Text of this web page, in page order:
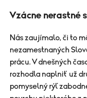
Vzácne nerastné
Nás zaujímalo, či to
nezamestnaných
prácu. V dnešných
rozhodla naplniť už
pomyselný rýľ